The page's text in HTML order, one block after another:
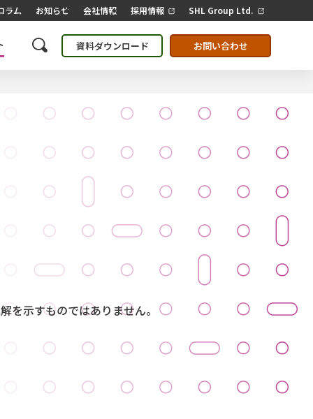
ラム お知らせ 会社情報 採用情報 SHL Group Ltd.
資料ダウンロード お問い合わせ
を示すものではありません。